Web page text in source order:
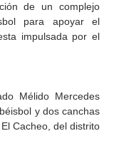
de un complejo
para apoyar el
impulsada por el
Mélido Mercedes
y dos canchas
Cacheo, del distrito